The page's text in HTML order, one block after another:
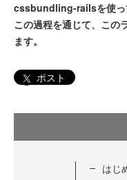
cssbundling-railsを使っ
この過程を通じて、この
ます。
ポスト
はじ